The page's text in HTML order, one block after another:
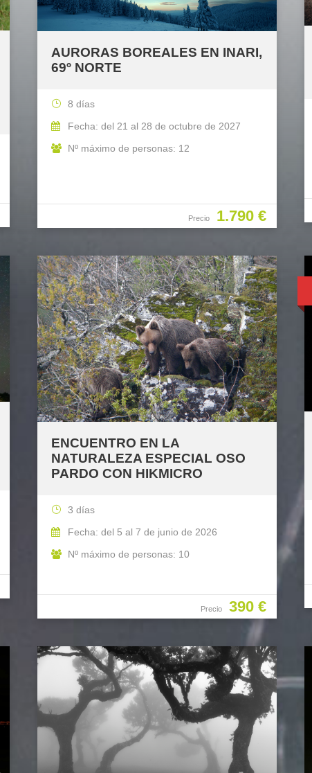
AURORAS BOREALES EN INARI,
69º NORTE
Precio 1.790 €
8 días
Fecha: del 21 al 28 de octubre de 2027
Nº máximo de personas: 12
ENCUENTRO EN LA
NATURALEZA ESPECIAL OSO
PARDO CON HIKMICRO
Precio 390 €
3 días
Fecha: del 5 al 7 de junio de 2026
Nº máximo de personas: 10